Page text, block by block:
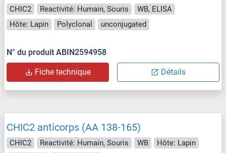
CHIC2 Reactivité: Humain, Souris
WB, ELISA
Hôte: Lapin
Polyclonal unconjugated
N° du produit ABIN2594958
Fiche technique Détails
CHIC2 anticorps (AA 138-165)
CHIC2 Reactivité: Humain, Souris WB
Hôte: Lapin